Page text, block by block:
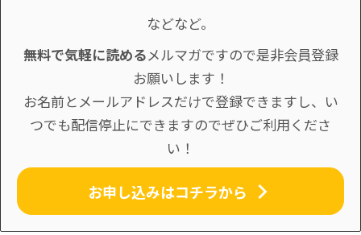
などなど。
無料で気軽に読めるメルマガですので是非会員登録
お願いします！
お名前とメールアドレスだけで登録できますし、い
つでも配信停止にできますのでぜひご利用くださ
い！
お申し込みはコチラから